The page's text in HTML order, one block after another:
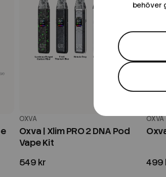
OXVA
Oxva | Xlim PRO 2 DNA Pod
Vape Kit
549 kr
OXVA
499
behöver